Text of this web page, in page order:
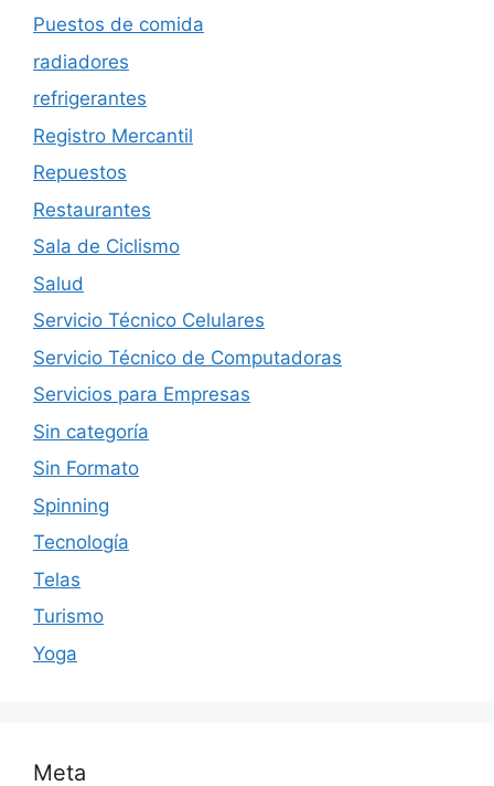
Puestos de comida
radiadores
refrigerantes
Registro Mercantil
Repuestos
Restaurantes
Sala de Ciclismo
Salud
Servicio Técnico Celulares
Servicio Técnico de Computadoras
Servicios para Empresas
Sin categoría
Sin Formato
Spinning
Tecnología
Telas
Turismo
Yoga
Meta